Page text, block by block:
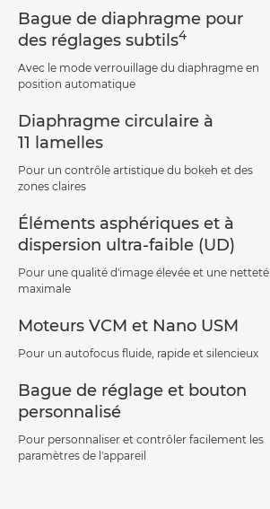
Bague de diaphragme pour
des réglages subtils4
Avec le mode verrouillage du diaphragme en
position automatique
Diaphragme circulaire à
11 lamelles
Pour un contrôle artistique du bokeh et des
zones claires
Éléments asphériques et à
dispersion ultra-faible (UD)
Pour une qualité d'image élevée et une netteté
maximale
Moteurs VCM et Nano USM
Pour un autofocus fluide, rapide et silencieux
Bague de réglage et bouton
personnalisé
Pour personnaliser et contrôler facilement les
paramètres de l'appareil